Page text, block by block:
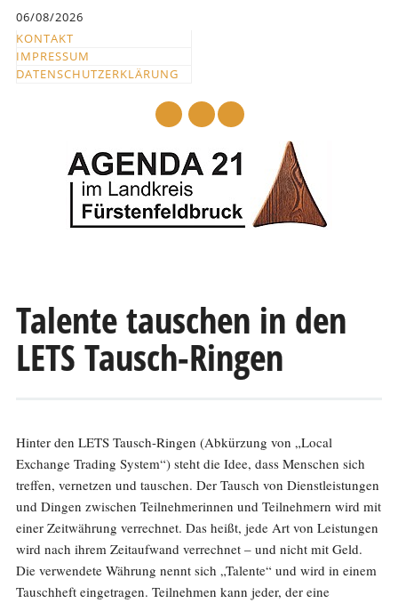
springen
06/08/2026
KONTAKT
IMPRESSUM
DATENSCHUTZERKLÄRUNG
zum
Text
Talente tauschen in den
LETS Tausch-Ringen
Hinter den LETS Tausch-Ringen (Abkürzung von „Local
Exchange Trading System“) steht die Idee, dass Menschen sich
treffen, vernetzen und tauschen. Der Tausch von Dienstleistungen
und Dingen zwischen Teilnehmerinnen und Teilnehmern wird mit
einer Zeitwährung verrechnet. Das heißt, jede Art von Leistungen
wird nach ihrem Zeitaufwand verrechnet – und nicht mit Geld.
Die verwendete Währung nennt sich „Talente“ und wird in einem
Tauschheft eingetragen. Teilnehmen kann jeder, der eine